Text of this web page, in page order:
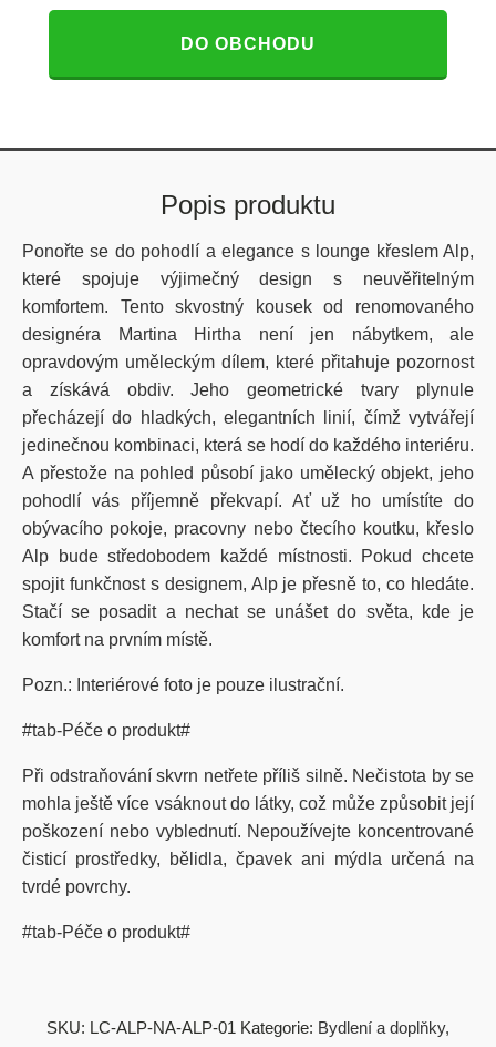
DO OBCHODU
Popis produktu
Ponořte se do pohodlí a elegance s lounge křeslem Alp,
které spojuje výjimečný design s neuvěřitelným
komfortem. Tento skvostný kousek od renomovaného
designéra Martina Hirtha není jen nábytkem, ale
opravdovým uměleckým dílem, které přitahuje pozornost
a získává obdiv. Jeho geometrické tvary plynule
přecházejí do hladkých, elegantních linií, čímž vytvářejí
jedinečnou kombinaci, která se hodí do každého interiéru.
A přestože na pohled působí jako umělecký objekt, jeho
pohodlí vás příjemně překvapí. Ať už ho umístíte do
obývacího pokoje, pracovny nebo čtecího koutku, křeslo
Alp bude středobodem každé místnosti. Pokud chcete
spojit funkčnost s designem, Alp je přesně to, co hledáte.
Stačí se posadit a nechat se unášet do světa, kde je
komfort na prvním místě.
Pozn.: Interiérové foto je pouze ilustrační.
#tab-Péče o produkt#
Při odstraňování skvrn netřete příliš silně. Nečistota by se
mohla ještě více vsáknout do látky, což může způsobit její
poškození nebo vyblednutí. Nepoužívejte koncentrované
čisticí prostředky, bělidla, čpavek ani mýdla určená na
tvrdé povrchy.
#tab-Péče o produkt#
SKU: LC-ALP-NA-ALP-01 Kategorie: Bydlení a doplňky,